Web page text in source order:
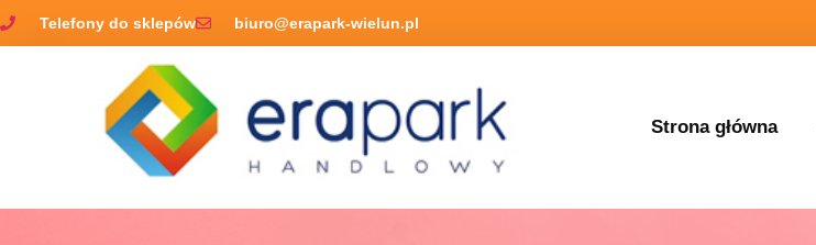
Telefony do sklepów biuro@erapark-wielun.pl
Strona główna